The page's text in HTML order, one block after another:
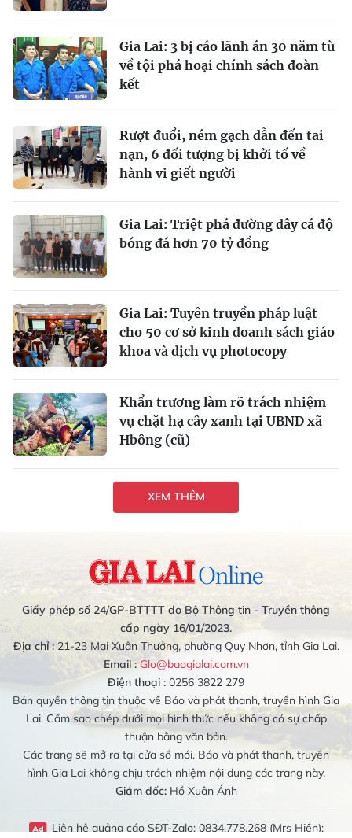
Gia Lai: 3 bị cáo lãnh án 30 năm tù
về tội phá hoại chính sách đoàn
kết
Rượt đuổi, ném gạch dẫn đến tai
nạn, 6 đối tượng bị khởi tố về
hành vi giết người
Gia Lai: Triệt phá đường dây cá độ
bóng đá hơn 70 tỷ đồng
Gia Lai: Tuyên truyền pháp luật
cho 50 cơ sở kinh doanh sách giáo
khoa và dịch vụ photocopy
Khẩn trương làm rõ trách nhiệm
vụ chặt hạ cây xanh tại UBND xã
Hbông (cũ)
XEM THÊM
Giấy phép số 24/GP-BTTTT do Bộ Thông tin - Truyền thông
cấp ngày 16/01/2023.
Địa chỉ :21-23 Mai Xuân Thưởng, phường Quy Nhơn, tỉnh Gia Lai.
Email : Glo@baogialai.com.vn
Điện thoại : 0256 3822 279
Bản quyền thông tin thuộc về Báo và phát thanh, truyền hình Gia
Lai. Cấm sao chép dưới mọi hình thức nếu không có sự chấp
thuận bằng văn bản.
Các trang sẽ mở ra tại cửa sổ mới. Báo và phát thanh, truyền
hình Gia Lai không chịu trách nhiệm nội dung các trang này.
Giám đốc:Hồ Xuân Ánh
Liên hệ quảng cáo SĐT-Zalo: 0834.778.268 (Mrs Hiền);